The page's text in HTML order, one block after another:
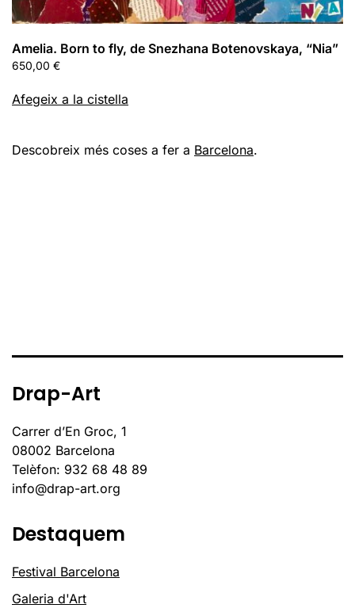
Amelia. Born to fly, de Snezhana Botenovskaya, “Nia”
650,00 €
Afegeix a la cistella
Descobreix més coses a fer a Barcelona.
Drap-Art
Carrer d’En Groc, 1
08002 Barcelona
Telèfon: 932 68 48 89
info@drap-art.org
Destaquem
Festival Barcelona
Galeria d'Art